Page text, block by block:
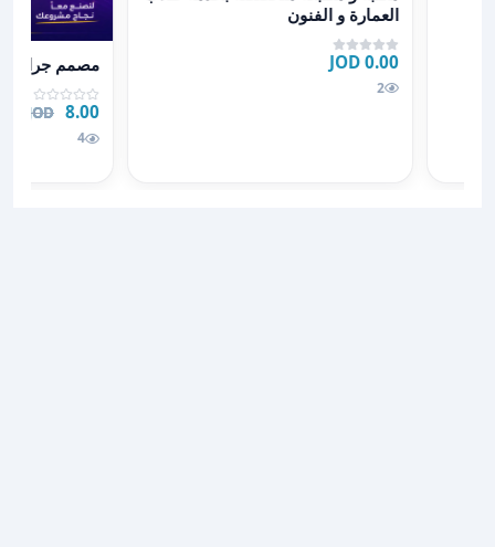
العمارة و الفنون
0.00 JOD
2
عرض تفاصيل
مصمم جرافيك
8.00 JOD
JOD
4